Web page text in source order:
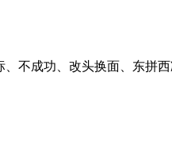
不成功、改头换面、东拼